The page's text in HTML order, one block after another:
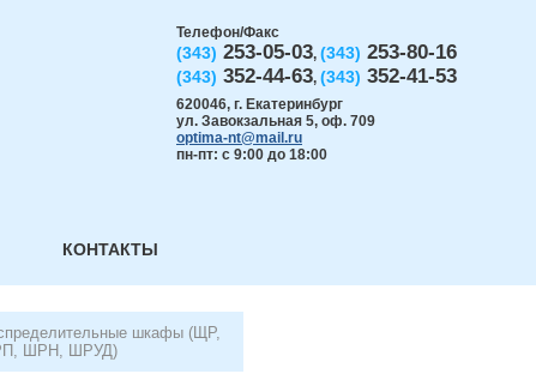
Телефон/Факс
(343) 253-05-03, (343) 253-80-16
(343) 352-44-63, (343) 352-41-53
620046, г. Екатеринбург
ул. Завокзальная 5, оф. 709
optima-nt@mail.ru
пн-пт: с 9:00 до 18:00
КОНТАКТЫ
шкафы (ЩР,
ШРН, ШРУД)